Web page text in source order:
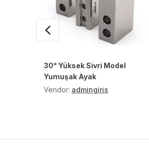
30° Yüksek Sivri Model
Yumuşak Ayak
Vendor: admingiris